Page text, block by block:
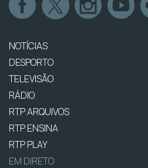
NOTÍCIAS
DESPORTO
TELEVISÃO
RÁDIO
RTP ARQUIVOS
RTP ENSINA
RTP PLAY
EM DIRETO